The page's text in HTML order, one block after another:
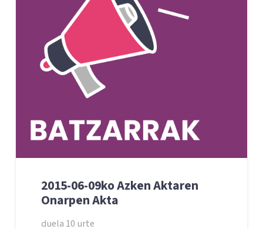
2015-06-09ko Azken Aktaren
Onarpen Akta
duela 10 urte